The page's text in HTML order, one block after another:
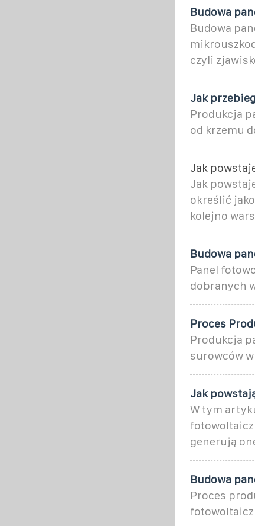
Budowa
Budowa
czyli
Jak
Produkcja
od krzemu
Jak
Jak
określić
kolejno
Budowa
Panel
dobranych
Proces
Produkcja
surowców
Jak
W tym
generują
Budowa
Proces